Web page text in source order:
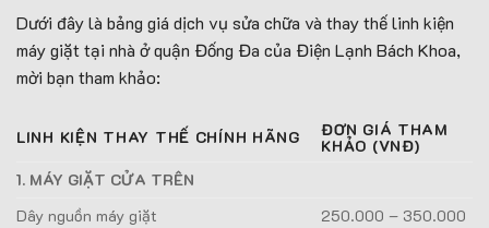
Dưới đây là bảng giá dịch vụ sửa chữa và thay thế linh kiện
máy giặt tại nhà ở quận Đống Đa của Điện Lạnh Bách Khoa,
mời bạn tham khảo:
LINH KIỆN THAY THẾ CHÍNH HÃNG ĐƠN GIÁ THAM
KHẢO (VNĐ)
1. MÁY GIẶT CỬA TRÊN
Dây nguồn máy giặt
250.000 – 350.000